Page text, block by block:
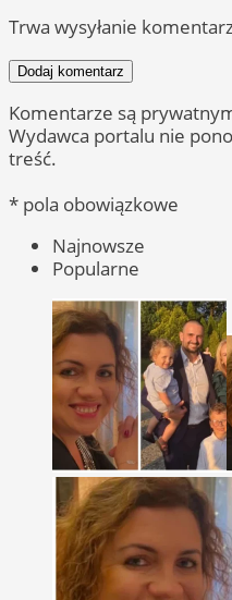
Trwa wysyłanie
Dodaj komentarz
Komentarze są
Wydawca portalu nie
treść.
* pola obowiązkowe
Najnowsze
Popularne